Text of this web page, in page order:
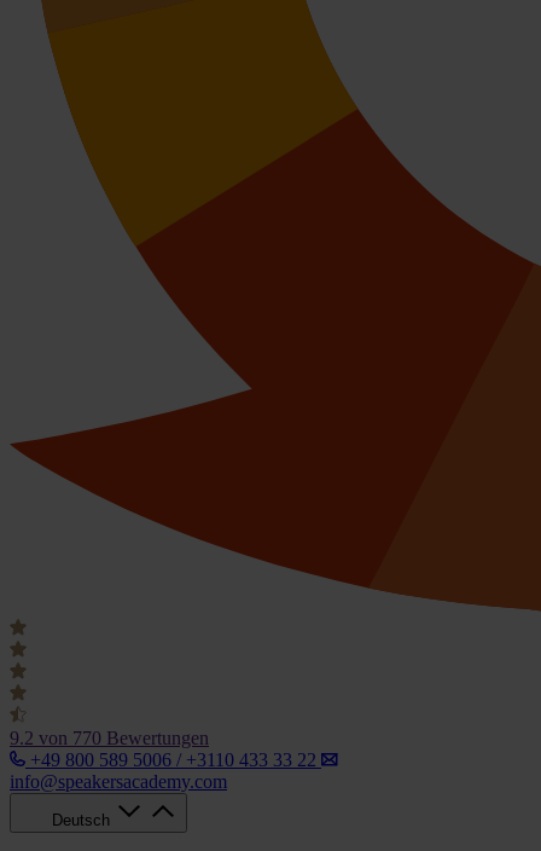
9.2 von 770 Bewertungen
+49 800 589 5006 / +3110 433 33 22
info@speakersacademy.com
Deutsch